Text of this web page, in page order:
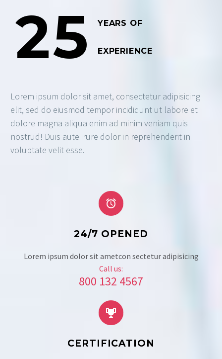
25 YEARS OF
EXPERIENCE
Lorem ipsum dolor sit amet, consectetur adipisicing
elit, sed do eiusmod tempor incididunt ut labore et
dolore magna aliqua enim ad minim veniam quis
nostrud! Duis aute irure dolor in reprehenderit in
voluptate velit esse.


24/7 OPENED
Lorem ipsum dolor sit ametcon sectetur adipisicing
Call us:
800 132 4567


CERTIFICATION